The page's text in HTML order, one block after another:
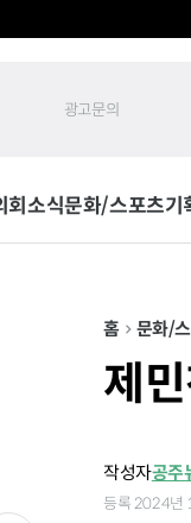
광고문의
회소식문화/스포츠기
홈 문화/
제
작성자공주
등록 2024년